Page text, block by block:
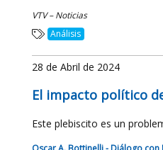
VTV – Noticias
Análisis
28 de Abril de 2024
El impacto político
Este plebiscito es un